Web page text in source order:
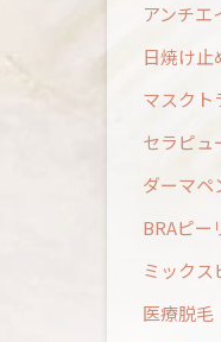
アンチエ
日焼け止
マスクト
セラピュ
ダーマペ
BRAピー
ミックス
医療脱毛